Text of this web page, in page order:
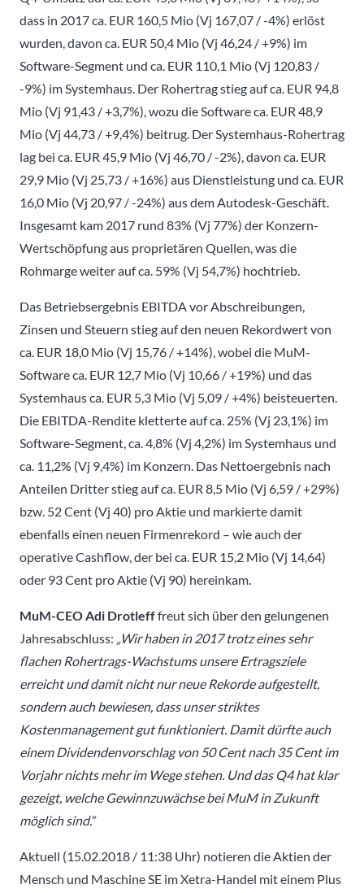
dass in 2017 ca. EUR 160,5 Mio (Vj 167,07 / -4%) erlöst
wurden, davon ca. EUR 50,4 Mio (Vj 46,24 / +9%) im
Software-Segment und ca. EUR 110,1 Mio (Vj 120,83 /
-9%) im Systemhaus. Der Rohertrag stieg auf ca. EUR 94,8
Mio (Vj 91,43 / +3,7%), wozu die Software ca. EUR 48,9
Mio (Vj 44,73 / +9,4%) beitrug. Der Systemhaus-Rohertrag
lag bei ca. EUR 45,9 Mio (Vj 46,70 / -2%), davon ca. EUR
29,9 Mio (Vj 25,73 / +16%) aus Dienstleistung und ca. EUR
16,0 Mio (Vj 20,97 / -24%) aus dem Autodesk-Geschäft.
Insgesamt kam 2017 rund 83% (Vj 77%) der Konzern-
Wertschöpfung aus proprietären Quellen, was die
Rohmarge weiter auf ca. 59% (Vj 54,7%) hochtrieb.
Das Betriebsergebnis EBITDA vor Abschreibungen,
Zinsen und Steuern stieg auf den neuen Rekordwert von
ca. EUR 18,0 Mio (Vj 15,76 / +14%), wobei die MuM-
Software ca. EUR 12,7 Mio (Vj 10,66 / +19%) und das
Systemhaus ca. EUR 5,3 Mio (Vj 5,09 / +4%) beisteuerten.
Die EBITDA-Rendite kletterte auf ca. 25% (Vj 23,1%) im
Software-Segment, ca. 4,8% (Vj 4,2%) im Systemhaus und
ca. 11,2% (Vj 9,4%) im Konzern. Das Nettoergebnis nach
Anteilen Dritter stieg auf ca. EUR 8,5 Mio (Vj 6,59 / +29%)
bzw. 52 Cent (Vj 40) pro Aktie und markierte damit
ebenfalls einen neuen Firmenrekord – wie auch der
operative Cashflow, der bei ca. EUR 15,2 Mio (Vj 14,64)
oder 93 Cent pro Aktie (Vj 90) hereinkam.
MuM-CEO Adi Drotlefffreut sich über den gelungenen
Jahresabschluss: „Wir haben in 2017 trotz eines sehr
flachen Rohertrags-Wachstums unsere Ertragsziele
erreicht und damit nicht nur neue Rekorde aufgestellt,
sondern auch bewiesen, dass unser striktes
Kostenmanagement gut funktioniert. Damit dürfte auch
einem Dividendenvorschlag von 50 Cent nach 35 Cent im
Vorjahr nichts mehr im Wege stehen. Und das Q4 hat klar
gezeigt, welche Gewinnzuwächse bei MuM in Zukunft
möglich sind.“
Aktuell (15.02.2018 / 11:38 Uhr) notieren die Aktien der
Mensch und Maschine SE im Xetra-Handel mit einem Plus